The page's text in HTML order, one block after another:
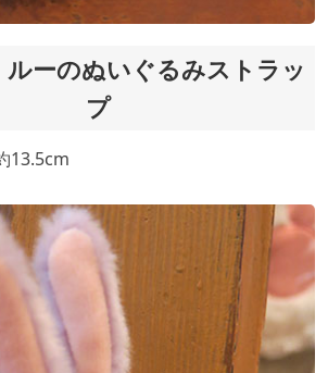
ルーのぬいぐるみストラッ
プ
13.5cm